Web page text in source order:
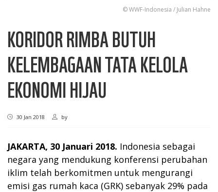
© WWF-Indonesia / Julian Hahne
KORIDOR RIMBA BUTUH
KELEMBAGAAN TATA KELOLA
EKONOMI HIJAU
30 Jan 2018 by
JAKARTA, 30 Januari 2018. Indonesia sebagai
negara yang mendukung konferensi perubahan
iklim telah berkomitmen untuk mengurangi
emisi gas rumah kaca (GRK) sebanyak 29% pada